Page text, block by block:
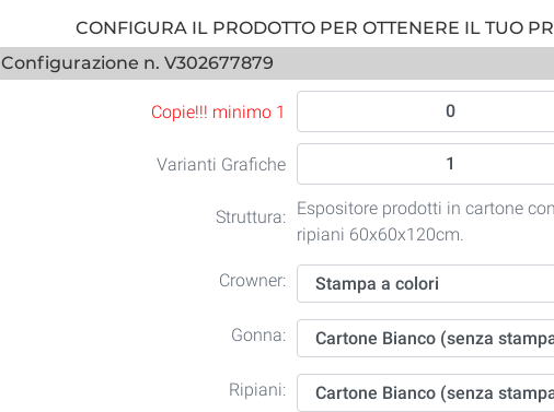
CONFIGURA IL PRODOTTO PER OTTENERE IL TUO
Configurazione n. V302677879
Copie!!! minimo 1
Varianti Grafiche
Struttura: Espositore prodotti in cartone
ripiani 60x60x120cm.
Crowner:
Gonna:
Ripiani: